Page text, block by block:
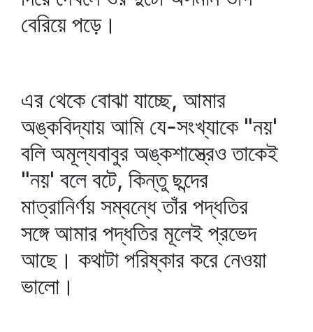
বেরিয়ে পড়ে।
এর থেকে বোঝা যাচ্ছে, আমার
অঙ্কবিদ্যায় আমি যে-সংখ্যাকে "নয়'
বলি অমূল্যবাবুর অঙ্কশাস্ত্রেও তাকেই
"নয়' বলে বটে, কিন্তু ছন্দের
মাত্রানির্ণয় সম্বন্ধে তাঁর পদ্ধতির
সঙ্গে আমার পদ্ধতির মূলেই প্রভেদ
আছে। কথাটা পরিষ্কার করে নেওয়া
ভালো।